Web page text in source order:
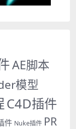
AE脚本
模型
C4D插件
件 Nuke插件 PR